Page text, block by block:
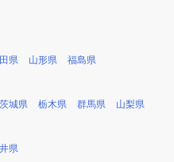
県 山形県 福島県
茨城県 栃木県 群馬県 山梨県
県